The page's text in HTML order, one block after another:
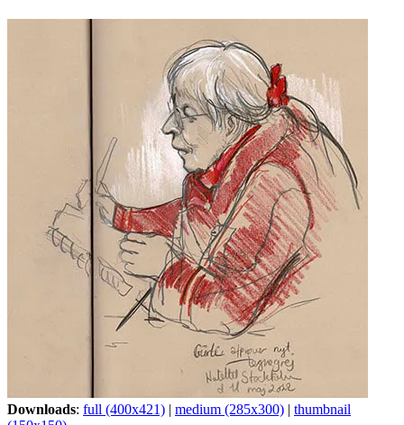
Downloads: full (400x421) | medium (285x300) | thumbnail